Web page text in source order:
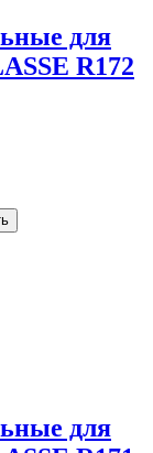
для
R172
для